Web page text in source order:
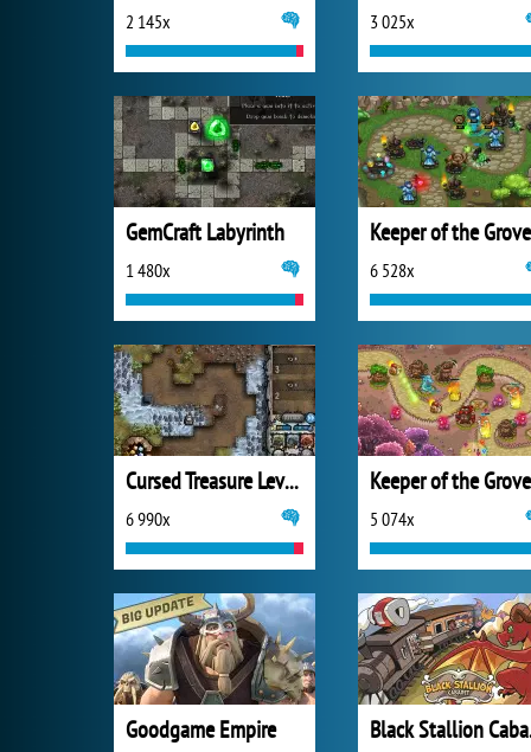
2 145x 3 025x
GemCraft Labyrinth
1 480x
Keeper of the
6 528x
Cursed Treasure Level Pack
6 990x
Keeper of the
5 074x
Goodgame Empire